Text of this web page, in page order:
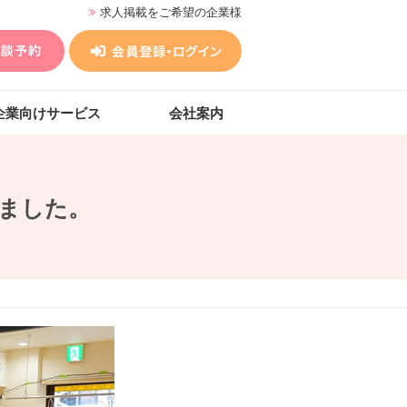
求人掲載をご希望の企業様
業向けサービス 会社案内
した。